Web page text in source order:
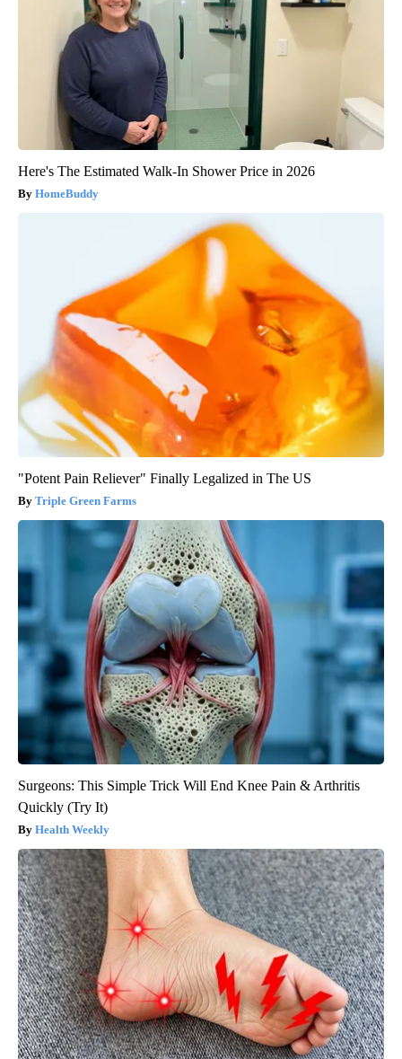
Here's The Estimated Walk-In Shower Price in 2026
HomeBuddy
"Potent Pain Reliever" Finally Legalized in The US
Triple Green Farms
Surgeons: This Simple Trick Will End Knee Pain & Arthritis
Quickly (Try It)
Health Weekly